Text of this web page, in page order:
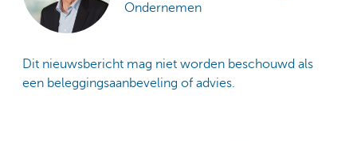
Ondernemen
Dit nieuwsbericht mag niet worden beschouwd als
een beleggingsaanbeveling of advies.